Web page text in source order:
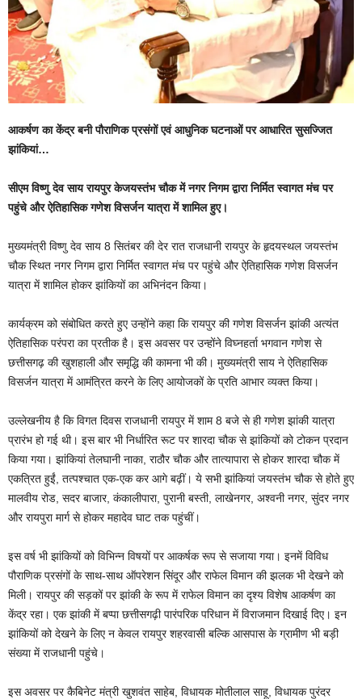
आकर्षण का केंद्र बनी पौराणिक प्रसंगों एवं आधुनिक घटनाओं पर आधारित सुसज्जित
झांकियां…
सीएम विष्णु देव साय रायपुर केजयस्तंभ चौक में नगर निगम द्वारा निर्मित स्वागत मंच पर
पहुंचे और ऐतिहासिक गणेश विसर्जन यात्रा में शामिल हुए।
मुख्यमंत्री विष्णु देव साय 8 सितंबर की देर रात राजधानी रायपुर के हृदयस्थल जयस्तंभ
चौक स्थित नगर निगम द्वारा निर्मित स्वागत मंच पर पहुंचे और ऐतिहासिक गणेश विसर्जन
यात्रा में शामिल होकर झांकियों का अभिनंदन किया।
कार्यक्रम को संबोधित करते हुए उन्होंने कहा कि रायपुर की गणेश विसर्जन झांकी अत्यंत
ऐतिहासिक परंपरा का प्रतीक है। इस अवसर पर उन्होंने विघ्नहर्ता भगवान गणेश से
छत्तीसगढ़ की खुशहाली और समृद्धि की कामना भी की। मुख्यमंत्री साय ने ऐतिहासिक
विसर्जन यात्रा में आमंत्रित करने के लिए आयोजकों के प्रति आभार व्यक्त किया।
उल्लेखनीय है कि विगत दिवस राजधानी रायपुर में शाम 8 बजे से ही गणेश झांकी यात्रा
प्रारंभ हो गई थी। इस बार भी निर्धारित रूट पर शारदा चौक से झांकियों को टोकन प्रदान
किया गया। झांकियां तेलघानी नाका, राठौर चौक और तात्यापारा से होकर शारदा चौक में
एकत्रित हुईं, तत्पश्चात एक-एक कर आगे बढ़ीं। ये सभी झांकियां जयस्तंभ चौक से होते हुए
मालवीय रोड, सदर बाजार, कंकालीपारा, पुरानी बस्ती, लाखेनगर, अश्वनी नगर, सुंदर नगर
और रायपुरा मार्ग से होकर महादेव घाट तक पहुंचीं।
इस वर्ष भी झांकियों को विभिन्न विषयों पर आकर्षक रूप से सजाया गया। इनमें विविध
पौराणिक प्रसंगों के साथ-साथ ऑपरेशन सिंदूर और राफेल विमान की झलक भी देखने को
मिली। रायपुर की सड़कों पर झांकी के रूप में राफेल विमान का दृश्य विशेष आकर्षण का
केंद्र रहा। एक झांकी में बप्पा छत्तीसगढ़ी पारंपरिक परिधान में विराजमान दिखाई दिए। इन
झांकियों को देखने के लिए न केवल रायपुर शहरवासी बल्कि आसपास के ग्रामीण भी बड़ी
संख्या में राजधानी पहुंचे।
इस अवसर पर कैबिनेट मंत्री खुशवंत साहेब, विधायक मोतीलाल साहू, विधायक पुरंदर